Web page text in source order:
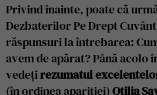
Privind înainte, poate că
Dezbaterilor Pe Drept
răspunsuri la întrebarea:
avem de apărat? Până acolo
vedețirezumatul
(în ordinea apariției)Otilia